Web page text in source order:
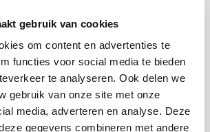
gebruik van cookies
om content en advertenties te
functies voor social media te bieden
te analyseren. Ook delen we
gebruik van onze site met onze
media, adverteren en analyse. Deze
gegevens combineren met andere
huis. Deze kleine, vliegende insecten
en worden vaak
organisch materiaal zoals rottend afval,
vochtige bronnen. Het bestrijden van
vereist een combinatie van